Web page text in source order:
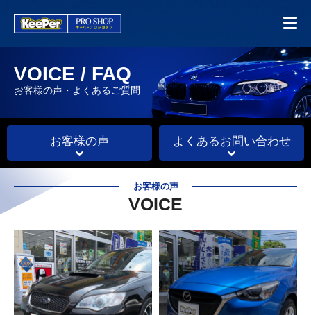
VOICE / FAQ
お客様の声・よくあるご質問
お客様の声 よくあるお問い合わせ
お客様の声
VOICE